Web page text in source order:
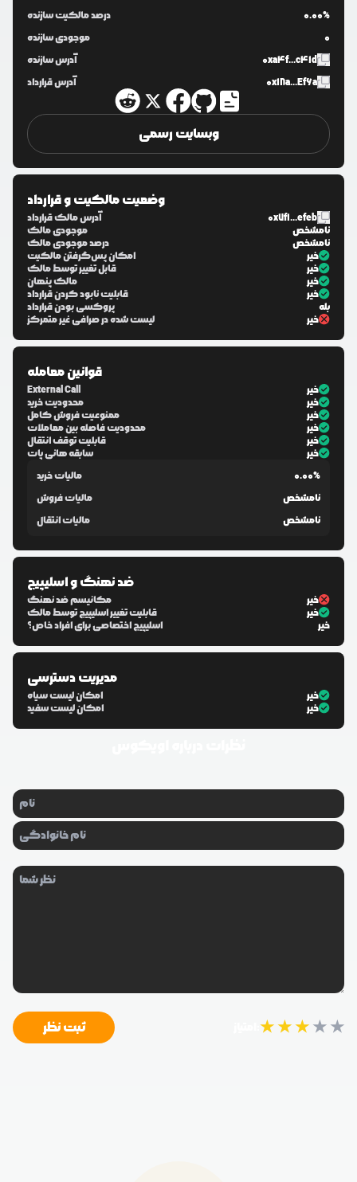
درصد مالکیت سازنده
0.00%
موجودی سازنده
0
آدرس سازنده
0xa4f...c41d
آدرس قرارداد
0x18a...Ef6a
وبسایت رسمی
وضعیت مالکیت و قرارداد
آدرس مالک قرارداد
0x7f1...efeb
موجودی مالک
نامشخص
درصد موجودی مالک
نامشخص
امکان پس‌گرفتن مالکیت
خیر
قابل تغییر توسط مالک
خیر
مالک پنهان
خیر
قابلیت نابود کردن قرارداد
خیر
پروکسی بودن قرارداد
بله
لیست شده در صرافی غیر متمرکز
خیر
قوانین معامله
External Call
خیر
محدودیت خرید
خیر
ممنوعیت فروش کامل
خیر
محدودیت فاصله بین معاملات
خیر
قابلیت توقف انتقال
خیر
سابقه هانی پات
خیر
مالیات خرید
0.00%
مالیات فروش
نامشخص
مالیات انتقال
نامشخص
ضد نهنگ و اسلیپیج
مکانیسم ضد نهنگ
خیر
قابلیت تغییر اسلیپیج توسط مالک
خیر
اسلیپیج اختصاصی برای افراد خاص؟
خیر
مدیریت دسترسی
امکان لیست سیاه
خیر
امکان لیست سفید
خیر
★★★★★ ثبت نظر